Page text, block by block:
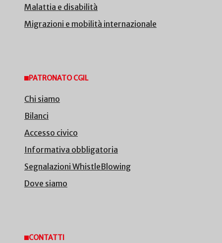
Malattia e disabilità
Migrazioni e mobilità internazionale
PATRONATO CGIL
Chi siamo
Bilanci
Accesso civico
Informativa obbligatoria
Segnalazioni WhistleBlowing
Dove siamo
CONTATTI